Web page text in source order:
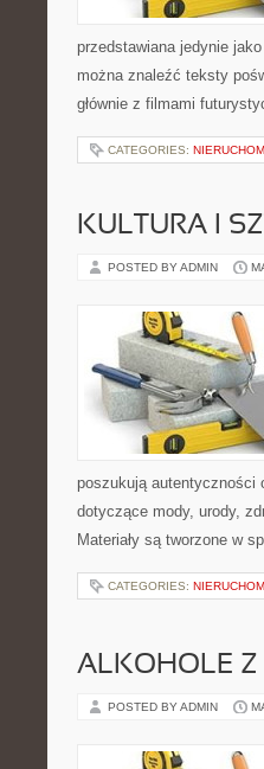
przedstawiana jedynie
można znaleźć teksty
głównie z filmami
CATEGORIES:
KULTURA I
POSTED BY ADMIN
poszukują autentyczności
dotyczące mody, urody,
Materiały są tworzone w
CATEGORIES:
ALKOHOLE Z
POSTED BY ADMIN